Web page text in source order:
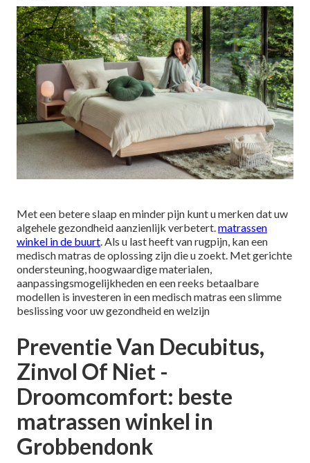
Met een betere slaap en minder pijn kunt u merken dat uw
algehele gezondheid aanzienlijk verbetert.matrassen
winkel in de buurt. Als u last heeft van rugpijn, kan een
medisch matras de oplossing zijn die u zoekt. Met gerichte
ondersteuning, hoogwaardige materialen,
aanpassingsmogelijkheden en een reeks betaalbare
modellen is investeren in een medisch matras een slimme
beslissing voor uw gezondheid en welzijn
Preventie Van Decubitus,
Zinvol Of Niet -
Droomcomfort: beste
matrassen winkel in
Grobbendonk